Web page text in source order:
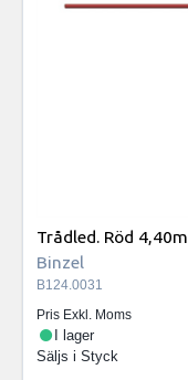
Trådled. Röd 4,40m
Binzel
B124.0031
Pris Exkl. Moms
I lager
Säljs i Styck